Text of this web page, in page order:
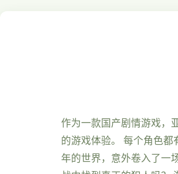
作为一款国产剧情游戏，
的游戏体验。 每个角色
年的世界，意外卷入了一